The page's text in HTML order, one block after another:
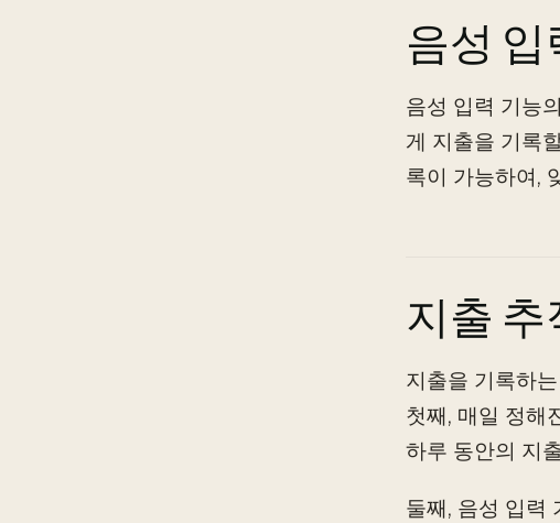
음성 입
음성 입력 기능
게 지출을 기록
록이 가능하여,
지출 추
지출을 기록하
첫째, 매일 정해
하루 동안의 지
둘째, 음성 입력